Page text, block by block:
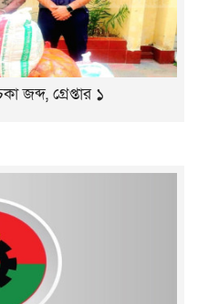
জব্দ, গ্রেপ্তার ১